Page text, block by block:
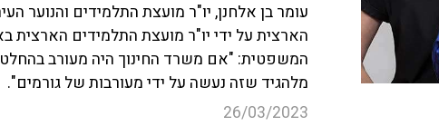
עומר בן אלחנן, יו"ר מועצת התלמידים והנוער
הארצית על ידי יו"ר מועצת התלמידים
המשפטית: "אם משרד החינוך היה מעורב
מלהגיד שזה נעשה על ידי מעורבות של גורמים".
26/03/2023